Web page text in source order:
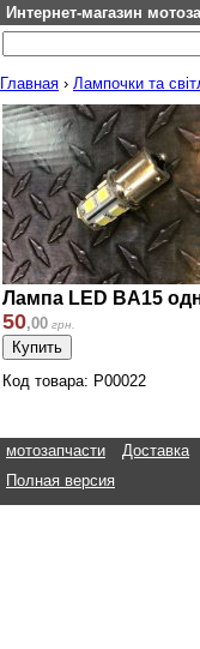
Интернет-магазин
Главная › Лампочки та
Лампа LED BA15
50,00 грн.
Код товара: P00022
мотозапчасти Доставка
Полная версия